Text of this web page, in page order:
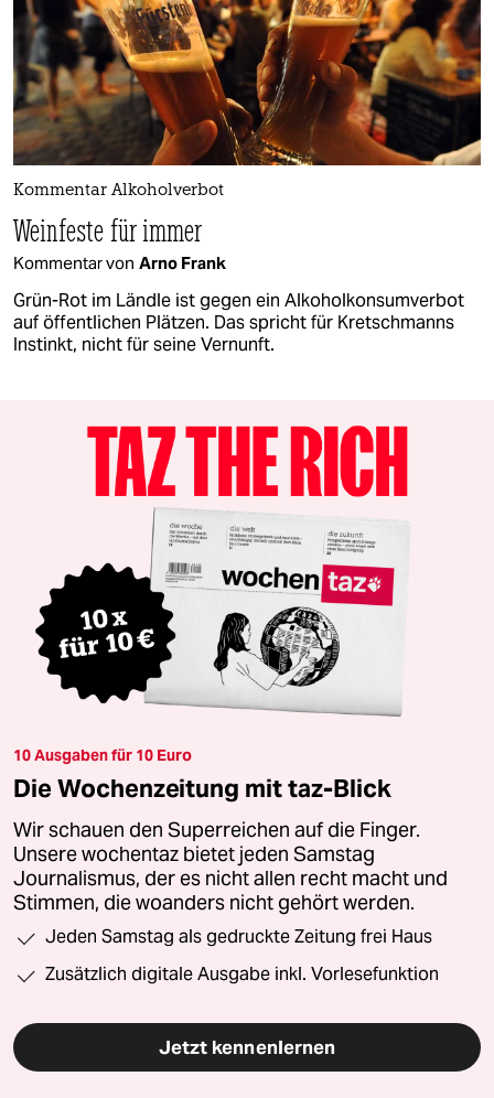
Kommentar Alkoholverbot
Weinfeste für immer
Kommentar von Arno Frank
Grün-Rot im Ländle ist gegen ein Alkoholkonsumverbot
auf öffentlichen Plätzen. Das spricht für Kretschmanns
Instinkt, nicht für seine Vernunft.
10 Ausgaben für 10 Euro
Die Wochenzeitung mit taz-Blick
Wir schauen den Superreichen auf die Finger.
Unsere wochentaz bietet jeden Samstag
Journalismus, der es nicht allen recht macht und
Stimmen, die woanders nicht gehört werden.
Jeden Samstag als gedruckte Zeitung frei Haus
Zusätzlich digitale Ausgabe inkl. Vorlesefunktion
Jetzt kennenlernen